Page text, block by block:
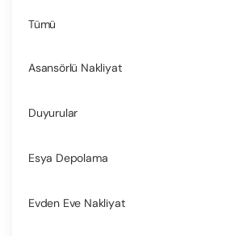
Tümü
Asansörlü Nakliyat
Duyurular
Esya Depolama
Evden Eve Nakliyat